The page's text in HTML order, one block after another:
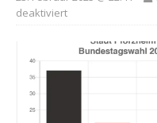
deaktiviert